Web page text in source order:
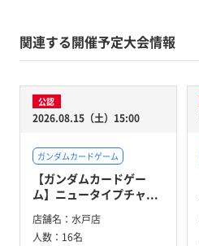
関連する開催予定大会情報
公認
2026.08.15（土）15:00
ガンダムカードゲーム
【ガンダムカードゲー
ム】ニュータイプチャ...
店舗名： 水戸店
人数： 16名